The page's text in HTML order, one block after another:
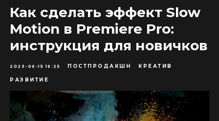
Как сделать эффект Slow
Motion в Premiere Pro:
инструкция для новичков
2023-06-15 16:25 ПОСТПРОДАКШН КРЕАТИВ
РАЗВИТИЕ